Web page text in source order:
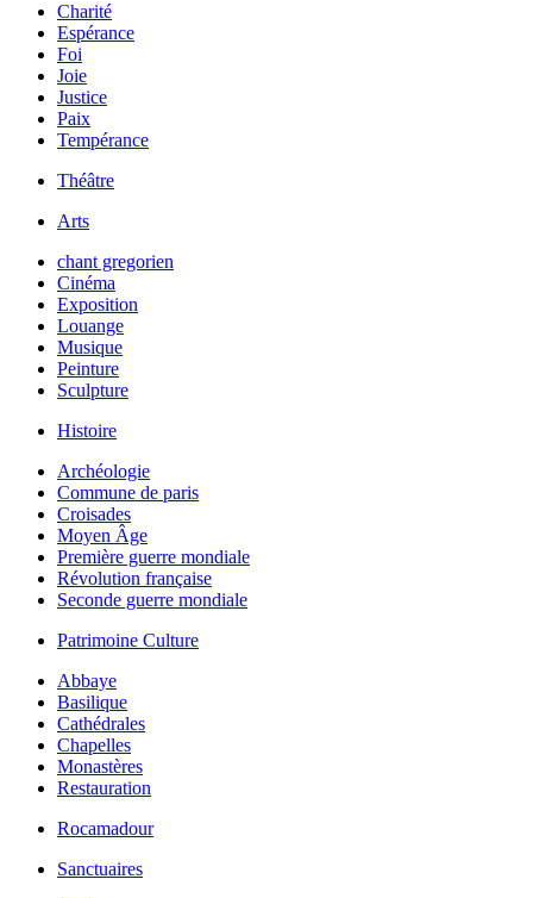
Charité
Espérance
Foi
Joie
Justice
Paix
Tempérance
Théâtre
Arts
chant gregorien
Cinéma
Exposition
Louange
Musique
Peinture
Sculpture
Histoire
Archéologie
Commune de paris
Croisades
Moyen Âge
Première guerre mondiale
Révolution française
Seconde guerre mondiale
Patrimoine Culture
Abbaye
Basilique
Cathédrales
Chapelles
Monastères
Restauration
Rocamadour
Sanctuaires